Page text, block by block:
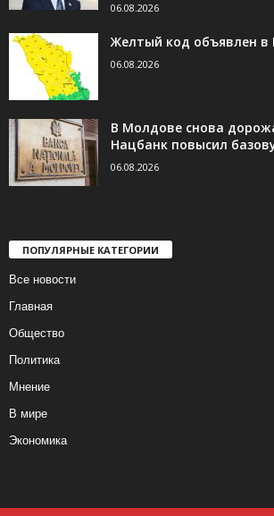
06.08.2026
Желтый код объявлен
06.08.2026
В Молдове снова
Нацбанк повысил
06.08.2026
ПОПУЛЯРНЫЕ КАТЕГОРИИ
Все новости
Главная
Общество
Политика
Мнение
В мире
Экономика